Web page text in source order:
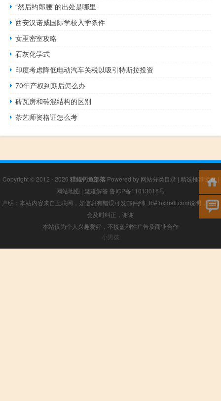
“然后约郎腰”的出处是哪里
西安汉诺威国际学校入学条件
女巫密室攻略
石灰化学式
印度考虑降低电动汽车关税以吸引特斯拉投资
70年产权到期后怎么办
砖瓦房和砖混结构的区别
茶艺师资格证怎么考
Copyright © 2012 - 2026 猎鲲钓鱼部落Powered by 网站分类目录 | 精选推荐文章|
网站地图 | 疑难解答 鲁ICP备11013016号
声明：本站内容来自互联网，如信息有错误可发邮件到f_fb#foxmail.com说明，我们
会及时纠正，谢谢
本站仅为个人兴趣爱好，不接盈利性广告及商业合作
小男孩